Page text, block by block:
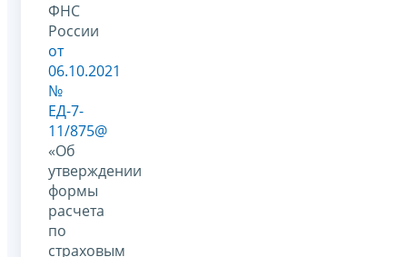
ФНС
России
от
06.10.2021
№
ЕД-7-
11/875@
«Об
утверждении
формы
расчета
по
страховым